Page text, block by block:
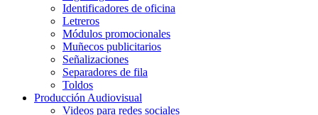
Identificadores de oficina
Letreros
Módulos promocionales
Muñecos publicitarios
Señalizaciones
Separadores de fila
Toldos
Producción Audiovisual
Videos para redes sociales